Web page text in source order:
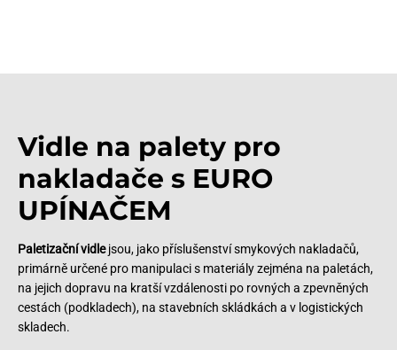
Vidle na palety pro
nakladače s EURO
UPÍNAČEM
Paletizační vidlejsou, jako příslušenství smykových nakladačů,
primárně určené pro manipulaci s materiály zejména na paletách,
na jejich dopravu na kratší vzdálenosti po rovných a zpevněných
cestách (podkladech), na stavebních skládkách a v logistických
skladech.